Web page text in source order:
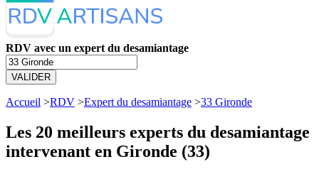
RDV avec un expert du desamiantage
VALIDER
Accueil >RDV >Expert du desamiantage >33 Gironde
Les 20 meilleurs experts du desamiantage
intervenant en Gironde (33)